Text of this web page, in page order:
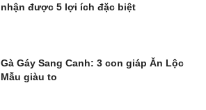
nhận được 5 lợi ích đặc biệt
Gà Gáy Sang Canh: 3 con giáp Ăn Lộc
Mẫu giàu to